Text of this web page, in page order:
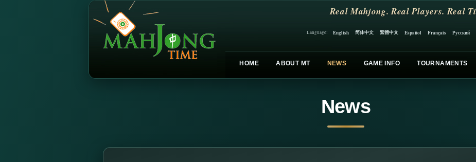
Real Mahjong. Real Players. Real
Language: English 简体中文 繁體中文 Español Français Русский
HOME ABOUT MT NEWS GAME INFO TOURNAMENTS
News